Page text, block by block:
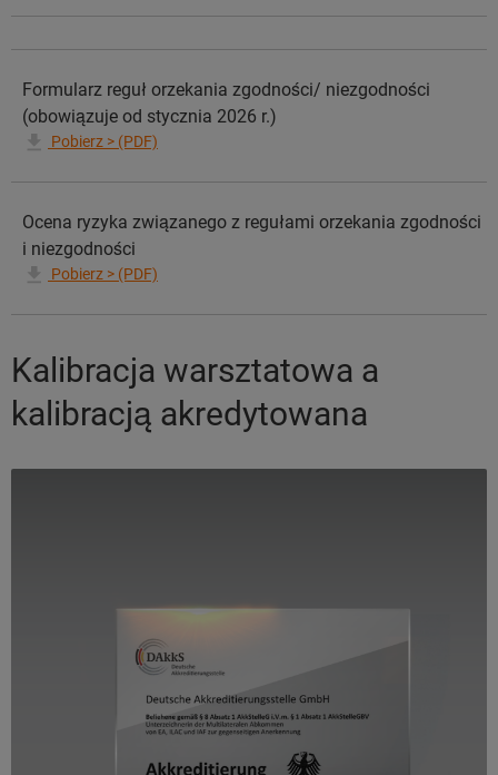
Formularz reguł orzekania zgodności/ niezgodności
(obowiązuje od stycznia 2026 r.)
Pobierz > (PDF)
Ocena ryzyka związanego z regułami orzekania zgodności
i niezgodności
Pobierz > (PDF)
Kalibracja warsztatowa a
kalibracją akredytowana